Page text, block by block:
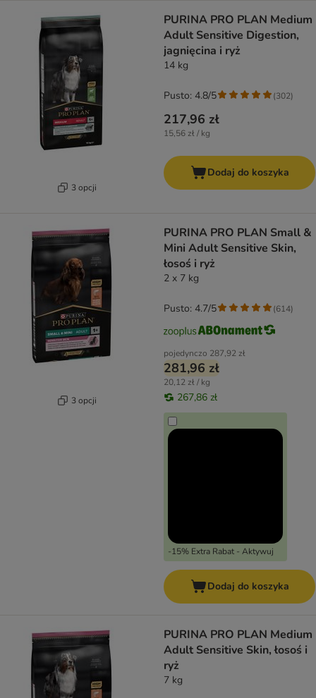
3 opcji
PURINA PRO PLAN Medium
Adult Sensitive Digestion,
jagnięcina i ryż
14 kg
217,96 zł
15,56 zł / kg
Pusto: 4.8/5 (302)
Dodaj do koszyka
3 opcji
PURINA PRO PLAN Small &
Mini Adult Sensitive Skin,
łosoś i ryż
2 x 7 kg
pojedynczo 287,92 zł
281,96 zł
20,12 zł / kg
267,86 zł
-15% Extra Rabat - Aktywuj
Pusto: 4.7/5 (614)
Dodaj do koszyka
PURINA PRO PLAN Medium
Adult Sensitive Skin, łosoś i
ryż
7 kg